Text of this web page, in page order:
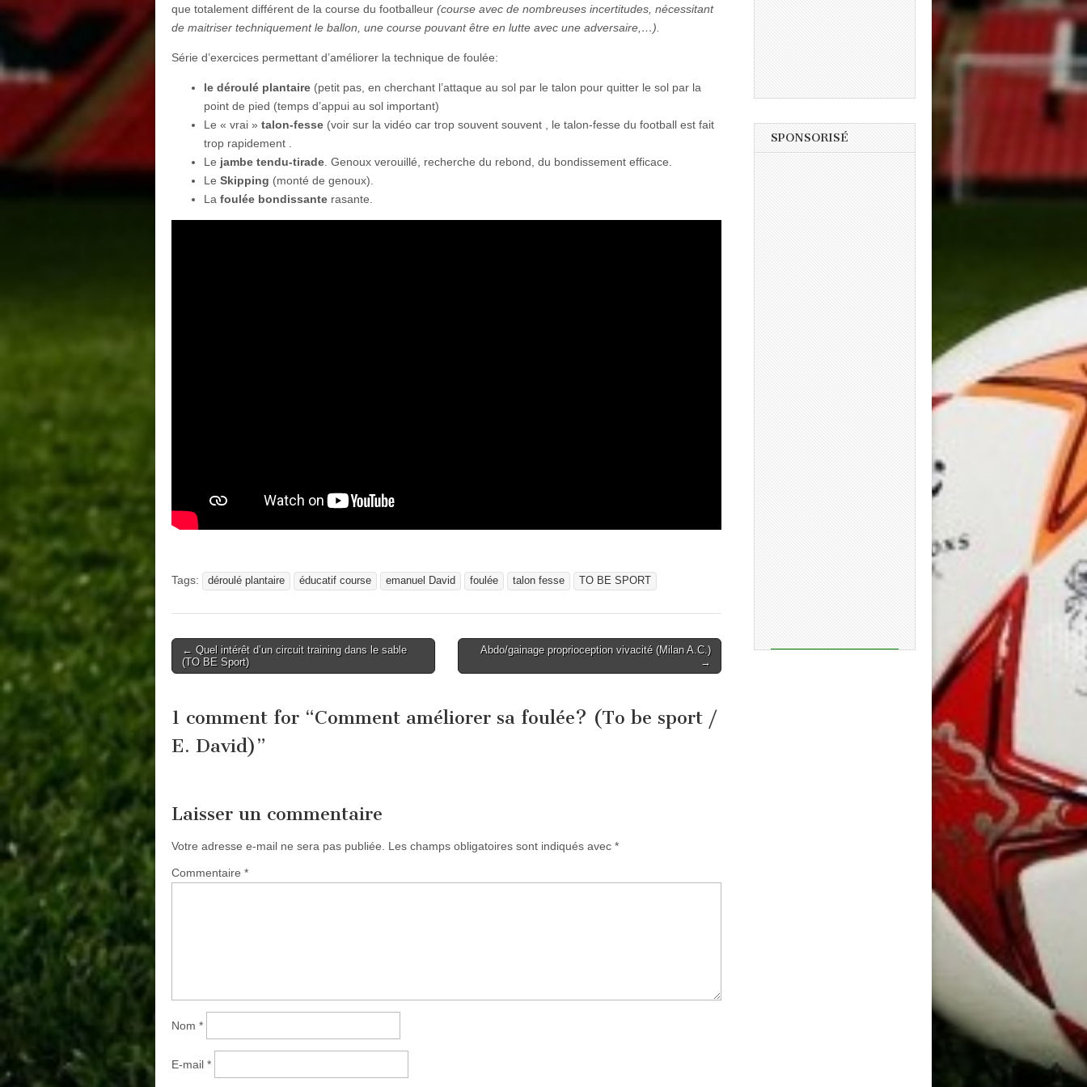
que totalement différent de la course du footballeur (course avec de nombreuses incertitudes, nécessitant
de maitriser techniquement le ballon, une course pouvant être en lutte avec une adversaire,…).
Série d’exercices permettant d’améliorer la technique de foulée:
le déroulé plantaire (petit pas, en cherchant l’attaque au sol par le talon pour quitter le sol par la
point de pied (temps d’appui au sol important)
Le « vrai » talon-fesse (voir sur la vidéo car trop souvent souvent , le talon-fesse du football est fait
trop rapidement .
Le jambe tendu-tirade . Genoux verouillé, recherche du rebond, du bondissement efficace.
Le Skipping (monté de genoux).
La foulée bondissante rasante.
Tags: déroulé plantaire éducatif course emanuel David foulée talon fesse TO BE SPORT
Post
navigation
← Quel intérêt d’un circuit training dans le sable
(TO BE Sport)
Abdo/gainage proprioception vivacité (Milan A.C.)
→
1 comment for “Comment améliorer sa foulée? (To be sport /
E. David)”
Laisser un commentaire
Votre adresse e-mail ne sera pas publiée. Les champs obligatoires sont indiqués avec *
Commentaire *
Nom *
E-mail *
SPONSORISÉ